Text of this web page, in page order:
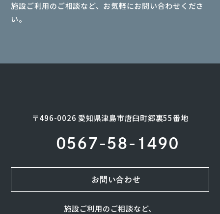
施設ご利用のご相談など、お気軽にお問い合わせくださ
い。
〒496-0026 愛知県津島市唐臼町郷裏55番地
0567-58-1490
お問い合わせ
施設ご利用のご相談など、